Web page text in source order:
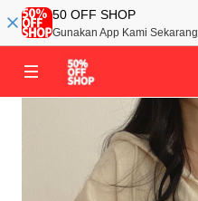
50 OFF SHOP
Gunakan App Kami Sekarang